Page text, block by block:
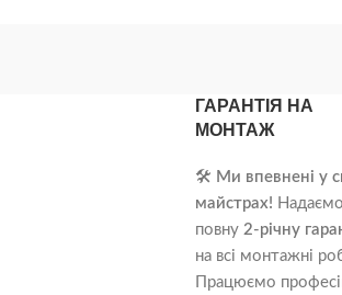
ГАРАНТІЯ НА
МОНТАЖ
🛠️ Ми впевнені у
майстрах! Надаємо
повну 2-річну
на всі монтажні
Працюємо